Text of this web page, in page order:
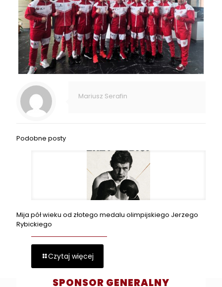
Mariusz Serafin
Podobne posty
Mija pół wieku od złotego medalu olimpijskiego Jerzego
Rybickiego
Czytaj więcej
SPONSOR GENERALNY